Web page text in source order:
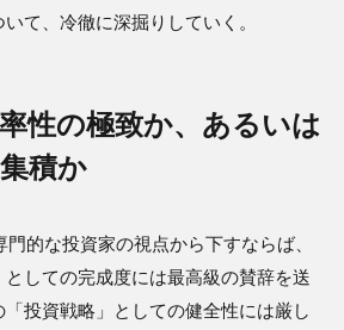
て、冷徹に深掘りしていく。
性の極致か、あるいは
積か
的な投資家の視点から下すならば、
しての完成度には最高級の賛辞を送
投資戦略」としての健全性には厳し